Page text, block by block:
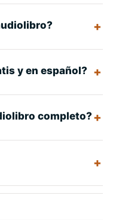
y en español?
completo?